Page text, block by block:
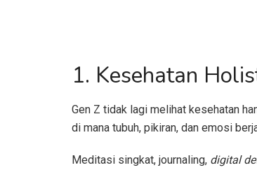
1. Kesehatan
Gen Z tidak lagi melihat kesehatan
di mana tubuh, pikiran, dan emosi
Meditasi singkat, journaling, digital